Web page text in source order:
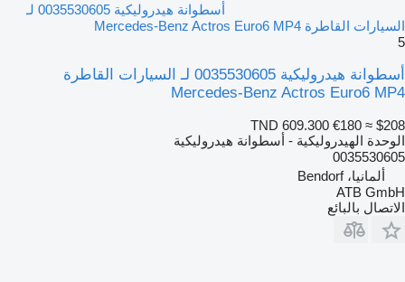
أسطوانة هيدروليكية 0035530605 لـ
السيارات القاطرة Mercedes-Benz Actros Euro6 MP4
5
أسطوانة هيدروليكية 0035530605 لـ السيارات القاطرة
Mercedes-Benz Actros Euro6 MP4
TND 609.300 €180 ≈ $208
الوحدة الهيدروليكية - أسطوانة هيدروليكية
0035530605
ألمانيا، Bendorf
ATB GmbH
الاتصال بالبائع